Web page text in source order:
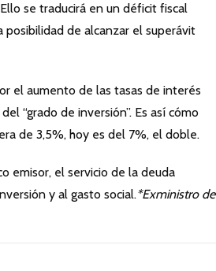
se traducirá en un déficit fiscal
de alcanzar el superávit
el aumento de las tasas de interés
“grado de inversión”. Es así cómo
de 3,5%, hoy es del 7%, el doble.
emisor, el servicio de la deuda
y al gasto social.*Exministro de